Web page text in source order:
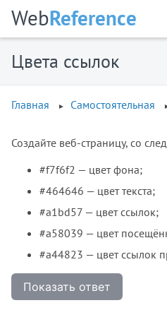
WebReference
Цвета ссылок
Главная Самостоятельная
Создайте веб-страницу, со
#f7f6f2 — цвет фона;
#464646 — цвет текста;
#a1bd57 — цвет ссылок;
#a58039 — цвет
#a44823 — цвет ссылок
Показать ответ